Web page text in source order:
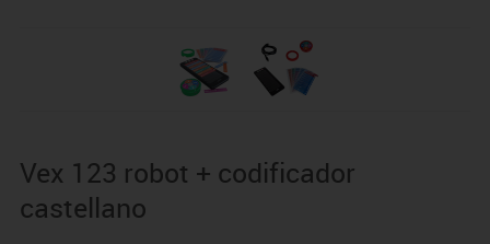
Vex 123 robot + codificador
castellano